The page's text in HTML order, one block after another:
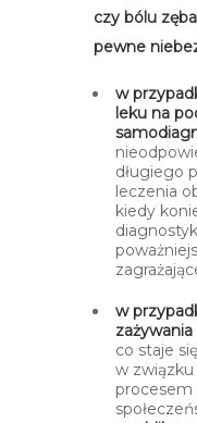
czy bólu
pewne
w
leku na
długiego
leczenia
kiedy
w
co staje
w
procesem